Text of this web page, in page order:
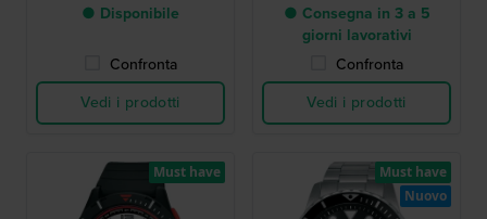
● Disponibile
Confronta
Vedi i prodotti
● Consegna in 3 a 5
giorni lavorativi
Confronta
Vedi i prodotti
Must have
Must have
Nuovo